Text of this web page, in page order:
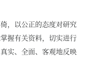
，以公正的态度对研究
握有关资料，切实进行
实、全面、客观地反映